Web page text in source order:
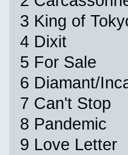
3 King of
4 Dixit
5 For Sale
6 Diamant/
7 Can't Stop
8 Pandemic
9 Love Letter